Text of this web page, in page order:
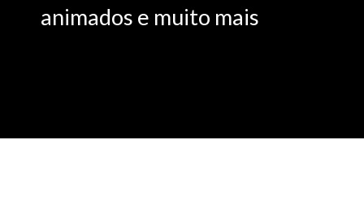
animados e muito mais